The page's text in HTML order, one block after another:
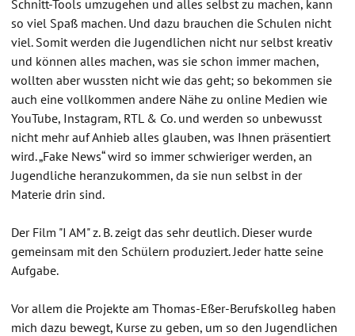
Schnitt-Tools umzugehen und alles selbst zu machen, kann
so viel Spaß machen. Und dazu brauchen die Schulen nicht
viel. Somit werden die Jugendlichen nicht nur selbst kreativ
und können alles machen, was sie schon immer machen,
wollten aber wussten nicht wie das geht; so bekommen sie
auch eine vollkommen andere Nähe zu online Medien wie
YouTube, Instagram, RTL & Co. und werden so unbewusst
nicht mehr auf Anhieb alles glauben, was Ihnen präsentiert
wird. „Fake News“ wird so immer schwieriger werden, an
Jugendliche heranzukommen, da sie nun selbst in der
Materie drin sind.
Der Film "I AM" z. B. zeigt das sehr deutlich. Dieser wurde
gemeinsam mit den Schülern produziert. Jeder hatte seine
Aufgabe.
Vor allem die Projekte am Thomas-Eßer-Berufskolleg haben
mich dazu bewegt, Kurse zu geben, um so den Jugendlichen